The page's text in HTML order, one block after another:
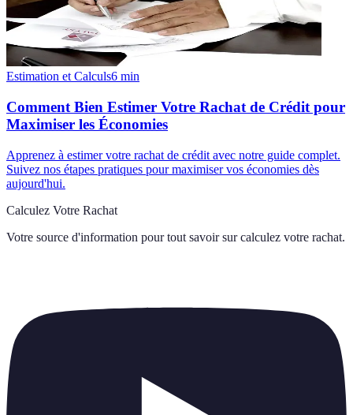
Estimation et Calculs6 min
Comment Bien Estimer Votre Rachat de Crédit pour
Maximiser les Économies
Apprenez à estimer votre rachat de crédit avec notre guide complet.
Suivez nos étapes pratiques pour maximiser vos économies dès
aujourd'hui.
Calculez Votre Rachat
Votre source d'information pour tout savoir sur calculez votre rachat.